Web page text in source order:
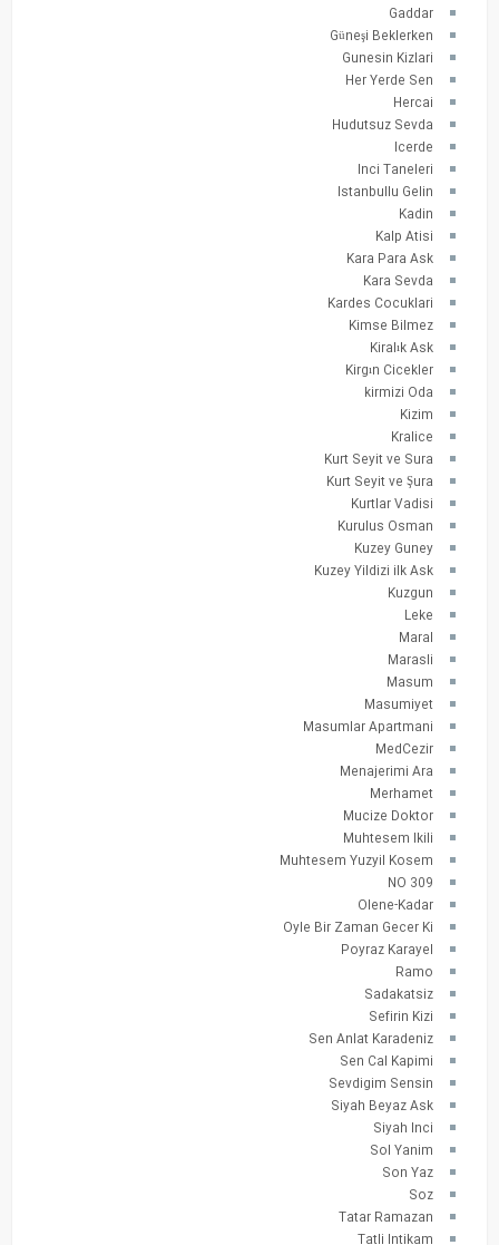
Gaddar
Güneşi Beklerken
Gunesin Kizlari
Her Yerde Sen
Hercai
Hudutsuz Sevda
Icerde
Inci Taneleri
Istanbullu Gelin
Kadin
Kalp Atisi
Kara Para Ask
Kara Sevda
Kardes Cocuklari
Kimse Bilmez
Kiralık Ask
Kirgın Cicekler
kirmizi Oda
Kizim
Kralice
Kurt Seyit ve Sura
Kurt Seyit ve Şura
Kurtlar Vadisi
Kurulus Osman
Kuzey Guney
Kuzey Yildizi ilk Ask
Kuzgun
Leke
Maral
Marasli
Masum
Masumiyet
Masumlar Apartmani
MedCezir
Menajerimi Ara
Merhamet
Mucize Doktor
Muhtesem Ikili
Muhtesem Yuzyil Kosem
NO 309
Olene-Kadar
Oyle Bir Zaman Gecer Ki
Poyraz Karayel
Ramo
Sadakatsiz
Sefirin Kizi
Sen Anlat Karadeniz
Sen Cal Kapimi
Sevdigim Sensin
Siyah Beyaz Ask
Siyah Inci
Sol Yanim
Son Yaz
Soz
Tatar Ramazan
Tatli Intikam